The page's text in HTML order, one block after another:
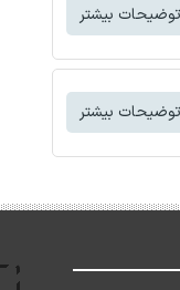
توضیحات بیشتر
توضیحات بیشتر